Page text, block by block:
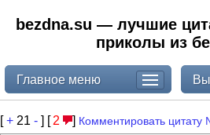
bezdna.su — лучшие
приколы из
Главное меню
[+ 21 - ] [ 2 ] Комментировать цитату